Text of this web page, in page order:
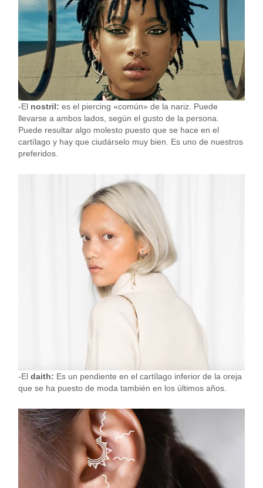
-El nostril: es el piercing «común» de la nariz. Puede
llevarse a ambos lados, según el gusto de la persona.
Puede resultar algo molesto puesto que se hace en el
cartílago y hay que ciudárselo muy bien. Es uno de nuestros
preferidos.
-Eldaith: Es un pendiente en el cartílago inferior de la oreja
que se ha puesto de moda también en los últimos años.